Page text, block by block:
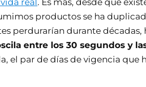
real. Es más, desde que
productos se ha
perdurarían durante décadas,
entre los 30 segundos y
el par de días de vigencia que